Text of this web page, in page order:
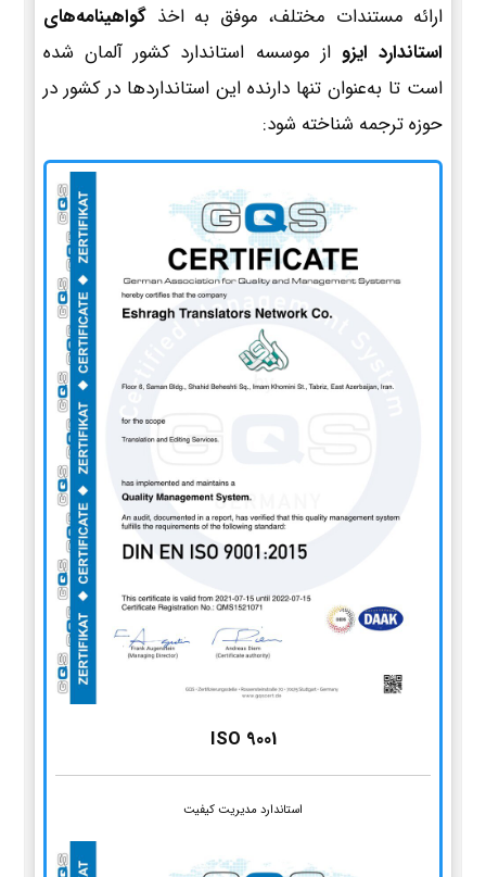
ارائه مستندات مختلف، موفق به اخذ گواهینامه‌های
استاندارد ایزو از موسسه استاندارد کشور آلمان شده
است تا به‌عنوان تنها دارنده این استانداردها در کشور در
حوزه ترجمه شناخته شود:
ISO 9001
استاندارد مدیریت کیفیت